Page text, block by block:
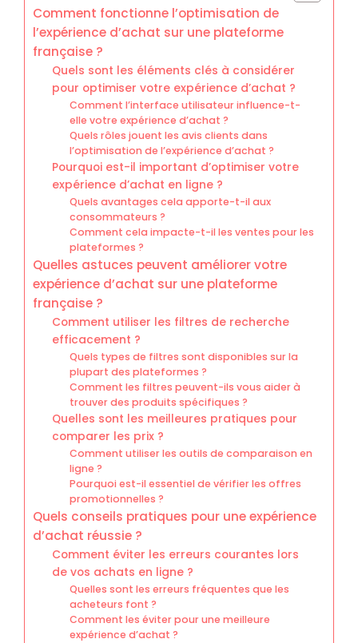
Comment fonctionne l’optimisation de
l’expérience d’achat sur une plateforme
française ?
Quels sont les éléments clés à considérer
pour optimiser votre expérience d’achat ?
Comment l’interface utilisateur influence-t-
elle votre expérience d’achat ?
Quels rôles jouent les avis clients dans
l’optimisation de l’expérience d’achat ?
Pourquoi est-il important d’optimiser votre
expérience d’achat en ligne ?
Quels avantages cela apporte-t-il aux
consommateurs ?
Comment cela impacte-t-il les ventes pour les
plateformes ?
Quelles astuces peuvent améliorer votre
expérience d’achat sur une plateforme
française ?
Comment utiliser les filtres de recherche
efficacement ?
Quels types de filtres sont disponibles sur la
plupart des plateformes ?
Comment les filtres peuvent-ils vous aider à
trouver des produits spécifiques ?
Quelles sont les meilleures pratiques pour
comparer les prix ?
Comment utiliser les outils de comparaison en
ligne ?
Pourquoi est-il essentiel de vérifier les offres
promotionnelles ?
Quels conseils pratiques pour une expérience
d’achat réussie ?
Comment éviter les erreurs courantes lors
de vos achats en ligne ?
Quelles sont les erreurs fréquentes que les
acheteurs font ?
Comment les éviter pour une meilleure
expérience d’achat ?